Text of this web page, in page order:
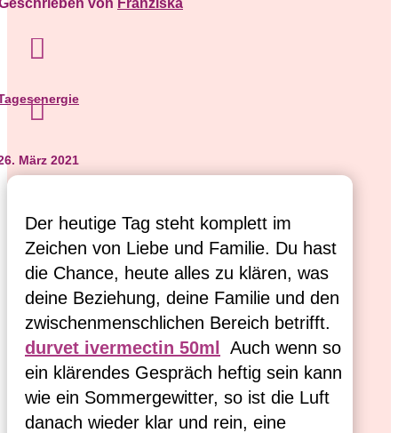


März 2021
Der heutige Tag steht komplett im
Zeichen von Liebe und Familie. Du hast
die Chance, heute alles zu klären, was
deine Beziehung, deine Familie und den
durvet ivermectin 50ml
  Auch wenn so
ein klärendes Gespräch heftig sein kann
wie ein Sommergewitter, so ist die Luft
danach wieder klar und rein, eine